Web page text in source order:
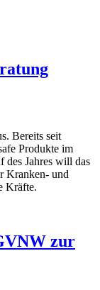
Bereits seit
Produkte im
des Jahres will das
Kranken- und
Kräfte.
zur